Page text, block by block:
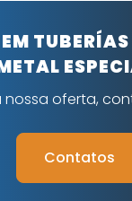
TUBERÍAS
nossa oferta,
Contatos